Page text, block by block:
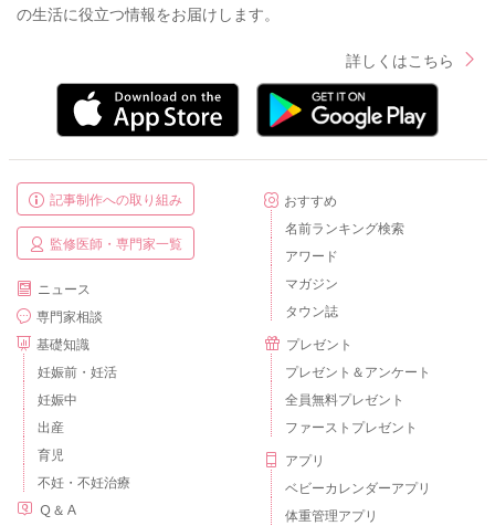
の生活に役立つ情報をお届けします。
詳しくはこちら
記事制作への取り組み
監修医師・専門家一覧
ニュース
専門家相談
基礎知識
妊娠前・妊活
妊娠中
出産
育児
不妊・不妊治療
Ｑ＆Ａ
おすすめ
名前ランキング検索
アワード
マガジン
タウン誌
プレゼント
プレゼント＆アンケート
全員無料プレゼント
ファーストプレゼント
アプリ
ベビーカレンダーアプリ
体重管理アプリ